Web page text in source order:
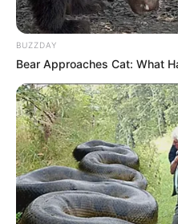
BUZZDAY
Bear Approaches Cat: What